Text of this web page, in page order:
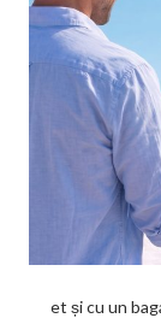
et și cu un